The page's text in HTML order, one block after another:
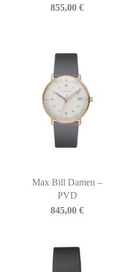
855,00€
Max Bill Damen –
PVD
845,00€